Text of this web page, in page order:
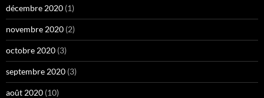
décembre 2020 (1)
novembre 2020 (2)
octobre 2020 (3)
septembre 2020 (3)
août 2020 (10)